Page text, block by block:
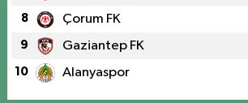
8 Çorum FK
9 Gaziantep FK
10 Alanyaspor